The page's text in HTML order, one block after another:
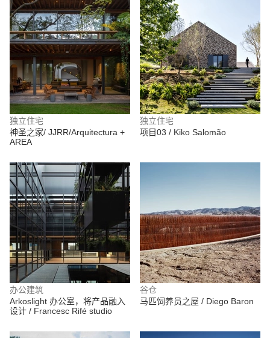
独立住宅
神圣之家/ JJRR/Arquitectura +
AREA
独立住宅
项目03 / Kiko Salomão
办公建筑
Arkoslight 办公室，将产品融入
设计 / Francesc Rifé studio
谷仓
马匹饲养员之屋 / Diego Baron